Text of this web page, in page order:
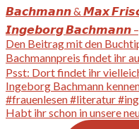
Habt ihr schon in unsere